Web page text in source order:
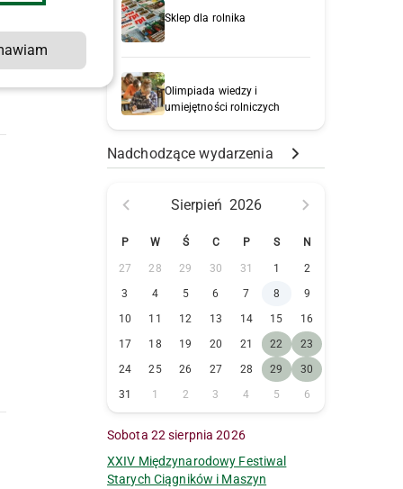
Sklep dla rolnika
Olimpiada wiedzy i
umiejętności rolniczych
Nadchodzące wydarzenia
Sierpień 2026
P W Ś C P S N
27 28 29 30 31 1
2
3
4 5 6 7 8
9
10
11 12 13 14 15
16
17
18 19 20 21 22
23
24
25 26 27 28 29
30
31
1 2 3 4 5 6
Sobota 22 sierpnia 2026
XXIV Międzynarodowy Festiwal
Starych Ciągników i Maszyn